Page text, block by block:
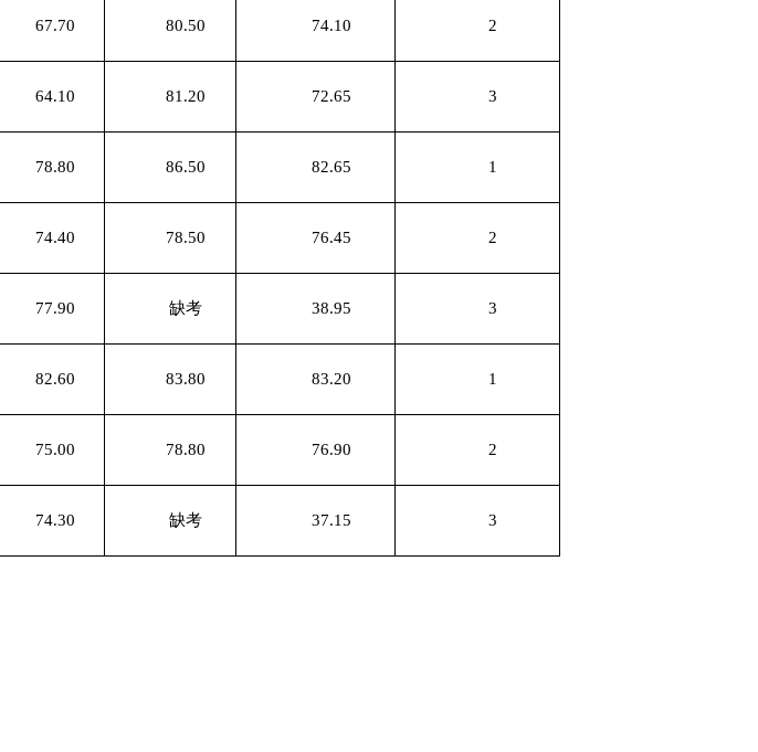
67.70 80.50 74.10 2
64.10 81.20 72.65 3
78.80 86.50 82.65 1
74.40 78.50 76.45 2
77.90 缺考 38.95 3
82.60 83.80 83.20 1
75.00 78.80 76.90 2
74.30 缺考 37.15 3